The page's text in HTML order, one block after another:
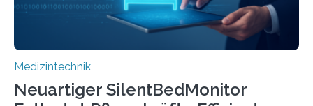
Medizintechnik
Neuartiger SilentBedMonitor